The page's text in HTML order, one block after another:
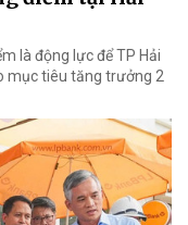
là động lực để TP Hải
mục tiêu tăng trưởng 2